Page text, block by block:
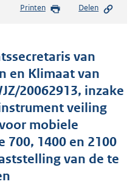
s
d
s
g
o
o
t
e
Printen Delen
van
en Klimaat van
20062913, inzake
veiling
mobiele
700, 1400 en 2100
van de te